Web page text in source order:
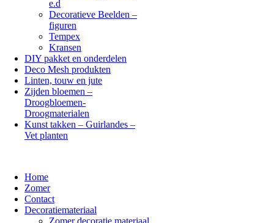
e.d
Decoratieve Beelden –
figuren
Tempex
Kransen
DIY pakket en onderdelen
Deco Mesh produkten
Linten, touw en jute
Zijden bloemen –
Droogbloemen-
Droogmaterialen
Kunst takken – Guirlandes –
Vet planten
Home
Zomer
Contact
Decoratiemateriaal
Zomer decoratie materiaal